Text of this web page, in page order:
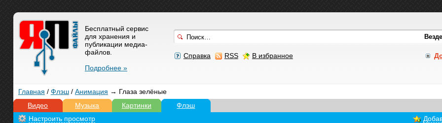
Справка RSS В избранное
Бесплатный сервис
для хранения и
публикации медиа-
файлов.
Подробнее »
Главная / Флэш/ Анимация → Глаза зелёные
Видео
Музыка Картинки Флэш
Настроить просмотр